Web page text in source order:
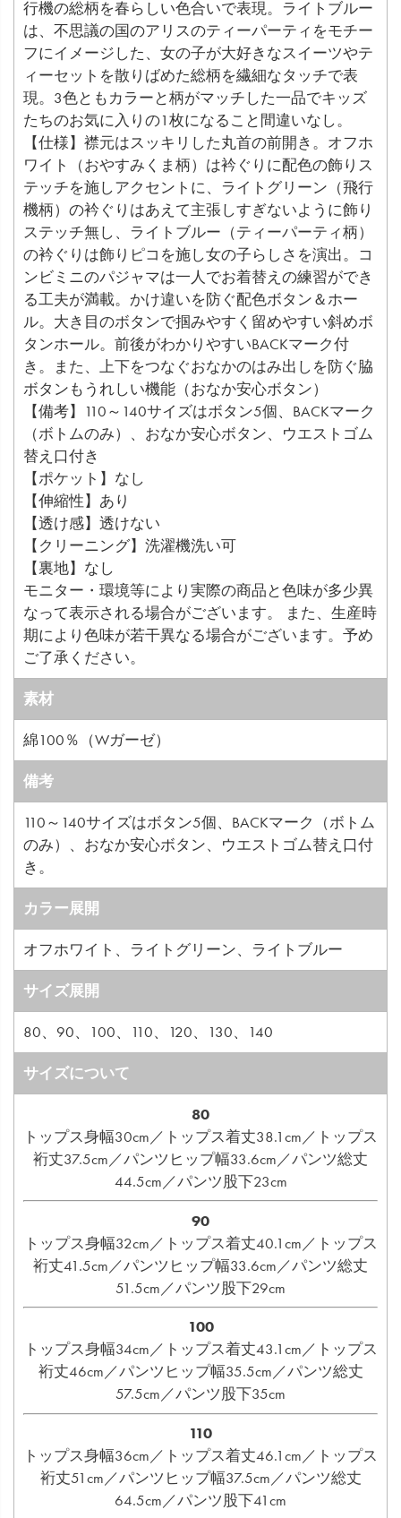
行機の総柄を春らしい色合いで表現。ライトブルー
は、不思議の国のアリスのティーパーティをモチー
フにイメージした、女の子が大好きなスイーツやテ
ィーセットを散りばめた総柄を繊細なタッチで表
現。3色ともカラーと柄がマッチした一品でキッズ
たちのお気に入りの1枚になること間違いなし。
【仕様】襟元はスッキリした丸首の前開き。オフホ
ワイト（おやすみくま柄）は衿ぐりに配色の飾りス
テッチを施しアクセントに、ライトグリーン（飛行
機柄）の衿ぐりはあえて主張しすぎないように飾り
ステッチ無し、ライトブルー（ティーパーティ柄）
の衿ぐりは飾りピコを施し女の子らしさを演出。コ
ンビミニのパジャマは一人でお着替えの練習ができ
る工夫が満載。かけ違いを防ぐ配色ボタン＆ホー
ル。大き目のボタンで掴みやすく留めやすい斜めボ
タンホール。前後がわかりやすいBACKマーク付
き。また、上下をつなぐおなかのはみ出しを防ぐ脇
ボタンもうれしい機能（おなか安心ボタン）
【備考】110～140サイズはボタン5個、BACKマーク
（ボトムのみ）、おなか安心ボタン、ウエストゴム
替え口付き
【ポケット】なし
【伸縮性】あり
【透け感】透けない
【クリーニング】洗濯機洗い可
【裏地】なし
モニター・環境等により実際の商品と色味が多少異
なって表示される場合がございます。 また、生産時
期により色味が若干異なる場合がございます。予め
ご了承ください。
素材
綿100％（Wガーゼ）
備考
110～140サイズはボタン5個、BACKマーク（ボトム
のみ）、おなか安心ボタン、ウエストゴム替え口付
き。
カラー展開
オフホワイト、ライトグリーン、ライトブルー
サイズ展開
80、90、100、110、120、130、140
サイズについて
80
トップス身幅30cm／トップス着丈38.1cm／トップス
裄丈37.5cm／パンツヒップ幅33.6cm／パンツ総丈
44.5cm／パンツ股下23cm
90
トップス身幅32cm／トップス着丈40.1cm／トップス
裄丈41.5cm／パンツヒップ幅33.6cm／パンツ総丈
51.5cm／パンツ股下29cm
100
トップス身幅34cm／トップス着丈43.1cm／トップス
裄丈46cm／パンツヒップ幅35.5cm／パンツ総丈
57.5cm／パンツ股下35cm
110
トップス身幅36cm／トップス着丈46.1cm／トップス
裄丈51cm／パンツヒップ幅37.5cm／パンツ総丈
64.5cm／パンツ股下41cm